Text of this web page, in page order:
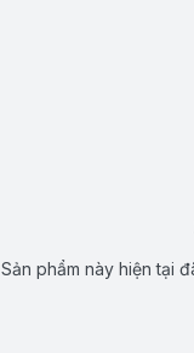
Sản phẩm này hiện tại